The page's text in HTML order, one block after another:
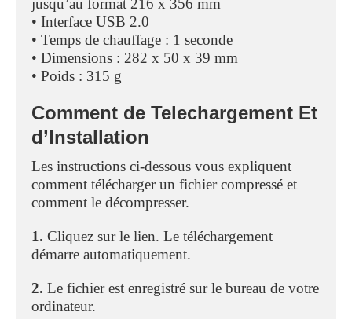
• Interface USB 2.0
• Temps de chauffage : 1 seconde
• Dimensions : 282 x 50 x 39 mm
• Poids : 315 g
Comment de Telechargement Et
d’Installation
Les instructions ci-dessous vous expliquent
comment télécharger un fichier compressé et
comment le décompresser.
1. Cliquez sur le lien. Le téléchargement
démarre automatiquement.
2. Le fichier est enregistré sur le bureau de votre
ordinateur.